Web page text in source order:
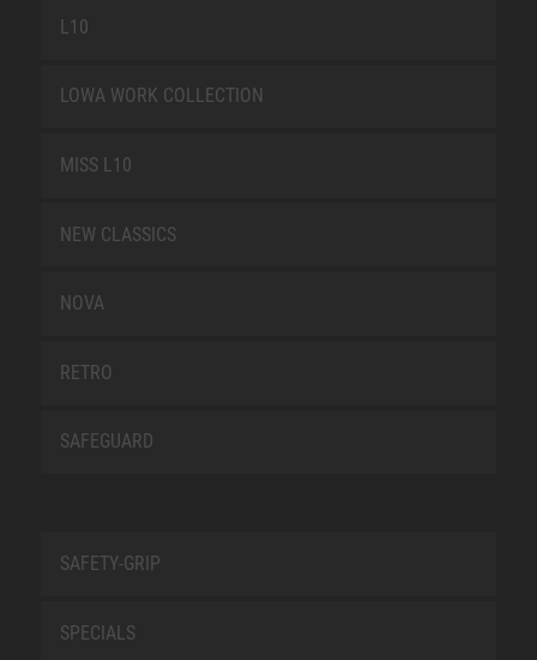
L10
LOWA WORK COLLECTION
MISS L10
NEW CLASSICS
NOVA
RETRO
SAFEGUARD
SAFETY-GRIP
SPECIALS